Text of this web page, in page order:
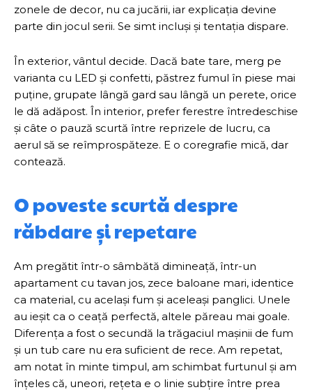
zonele de decor, nu ca jucării, iar explicația devine
parte din jocul serii. Se simt incluși și tentația dispare.
În exterior, vântul decide. Dacă bate tare, merg pe
varianta cu LED și confetti, păstrez fumul în piese mai
puține, grupate lângă gard sau lângă un perete, orice
le dă adăpost. În interior, prefer ferestre întredeschise
și câte o pauză scurtă între reprizele de lucru, ca
aerul să se reîmprospăteze. E o coregrafie mică, dar
contează.
O poveste scurtă despre
răbdare și repetare
Am pregătit într-o sâmbătă dimineață, într-un
apartament cu tavan jos, zece baloane mari, identice
ca material, cu același fum și aceleași panglici. Unele
au ieșit ca o ceață perfectă, altele păreau mai goale.
Diferența a fost o secundă la trăgaciul mașinii de fum
și un tub care nu era suficient de rece. Am repetat,
am notat în minte timpul, am schimbat furtunul și am
înțeles că, uneori, rețeta e o linie subțire între prea